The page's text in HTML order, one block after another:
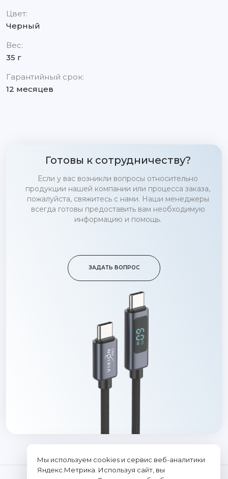
Цвет:
Черный
Вес:
35 г
Гарантийный срок:
12 месяцев
Готовы к сотрудничеству?
Если у вас возникли вопросы относительно
продукции нашей компании или процесса заказа,
пожалуйста, свяжитесь с нами. Наши менеджеры
всегда готовы предоставить вам необходимую
информацию и помощь.
ЗАДАТЬ ВОПРОС
Мы используем cookies и сервис веб-аналитики
Яндекс.Метрика. Используя сайт, вы